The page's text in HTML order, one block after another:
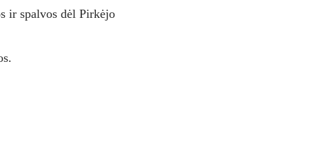
ir spalvos dėl Pirkėjo